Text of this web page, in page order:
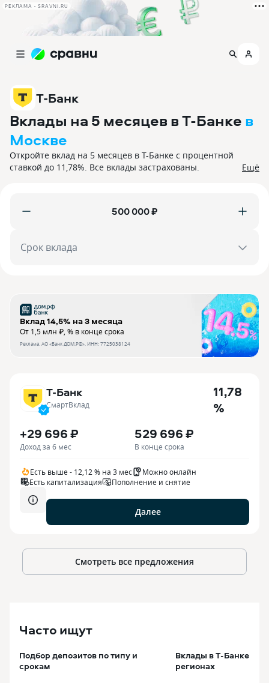
РЕКЛАМА • SRAVNI.RU
Т-Банк
Вклады на 5 месяцев в Т-Банке в
Москве
Откройте вклад на 5 месяцев в Т-Банке с процентной
ставкой до 11,78%. Все вклады застрахованы.
Ещё
₽
Срок вклада
Вклад 14,5% на 3 месяца
От 1,5 млн ₽, % в конце срока
Реклама. АО «Банк ДОМ.РФ». ИНН: 7725038124
Т-Банк
СмартВклад
11,78
%
+29 696 ₽
Доход за 6 мес
529 696 ₽
В конце срока
Есть выше - 12,12 % на 3 мес
Можно онлайн
Есть капитализация
Пополнение и снятие
Далее
Смотреть все предложения
Часто ищут
Подбор депозитов по типу и
срокам
Вклады в Т-Банке в
регионах